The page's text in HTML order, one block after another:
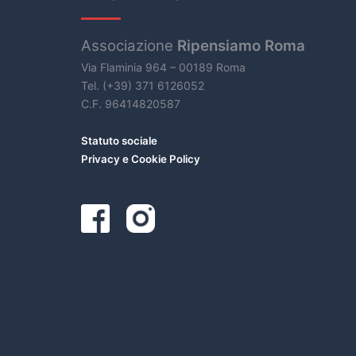
Associazione Ripensiamo Roma
Via Flaminia 964 – 00189 Roma
Tel. (+39) 371 6126052
C.F. 96414820587
Statuto sociale
Privacy e Cookie Policy